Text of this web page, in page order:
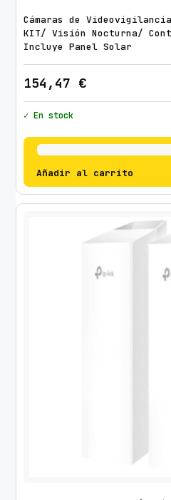
Cámaras de
KIT/ Visión Nocturna/
Incluye Panel Solar
154,47 €
✓ En stock
Añadir al carrito